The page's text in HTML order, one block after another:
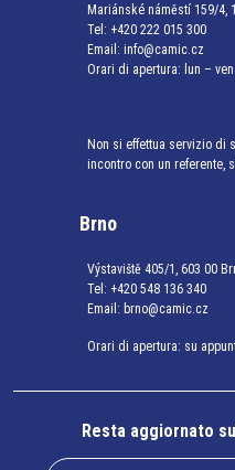
Mariánské náměstí 159/4,
Tel: +420 222 015 300
Email: info@camic.cz
Orari di apertura: lun –
Non si effettua servizio di
incontro con un referente,
Brno
Výstaviště 405/1, 603 00
Tel: +420 548 136 340
Email: brno@camic.cz
Orari di apertura: su
Resta aggiornato